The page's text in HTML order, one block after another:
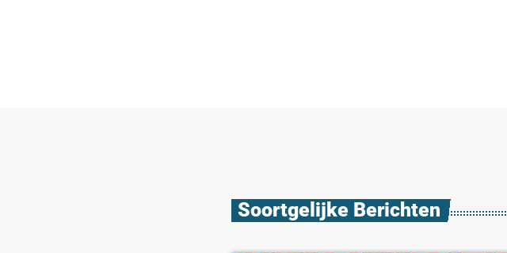
Soortgelijke Berichten